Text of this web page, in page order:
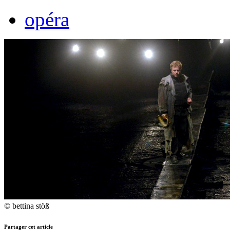
opéra
© bettina stöß
Partager cet article